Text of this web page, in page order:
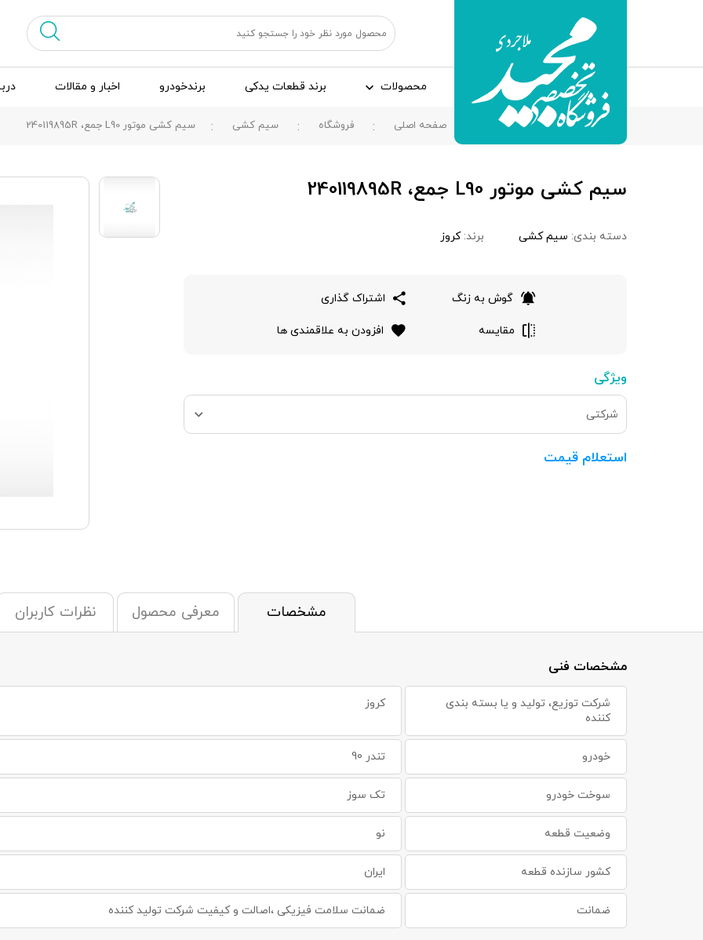
محصولات برند قطعات یدکی برندخودرو اخبار و مقالات
صفحه اصلی فروشگاه سیم کشی سیم کشی موتور L90 جمع، 240119895R
سیم کشی موتور L90 جمع، 240119895R
دسته بندی: سیم کشی برند:کروز
گوش به زنگ اشتراک گذاری
مقایسه افزودن به علاقمندی ها
ویژگی
شرکتی
استعلام قیمت
مشخصات معرفی محصول نظرات کاربران
مشخصات فنی
شرکت توزیع، تولید و یا بسته بندی
کننده
کروز
خودرو تندر 90
سوخت خودرو تک سوز
وضعیت قطعه نو
کشور سازنده قطعه ایران
ضمانت ضمانت سلامت فیزیکی ،اصالت و کیفیت شرکت تولید کننده